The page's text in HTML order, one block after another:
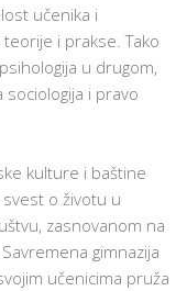
učenika i
i prakse. Tako
u drugom,
i pravo
kulture i baštine
o životu u
zasnovanom na
gimnazija
učenicima pruža